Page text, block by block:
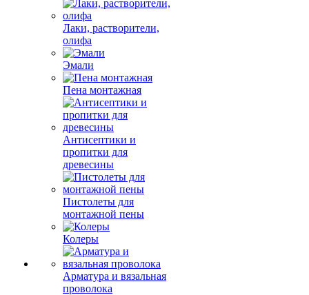
Лаки, растворители,
олифа
Эмали
Пена монтажная
Антисептики и
пропитки для
древесины
Пистолеты для
монтажной пены
Колеры
Арматура и вязальная
проволока